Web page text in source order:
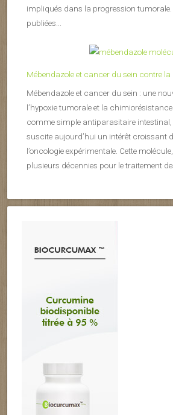
impliqués dans la progression tumorale.
publiées...
Mébendazole et cancer du sein contre
Mébendazole et cancer du sein : une
l’hypoxie tumorale et la
comme simple antiparasitaire intestinal,
suscite aujourd’hui un intérêt croissant
l’oncologie expérimentale. Cette
plusieurs décennies pour le traitement